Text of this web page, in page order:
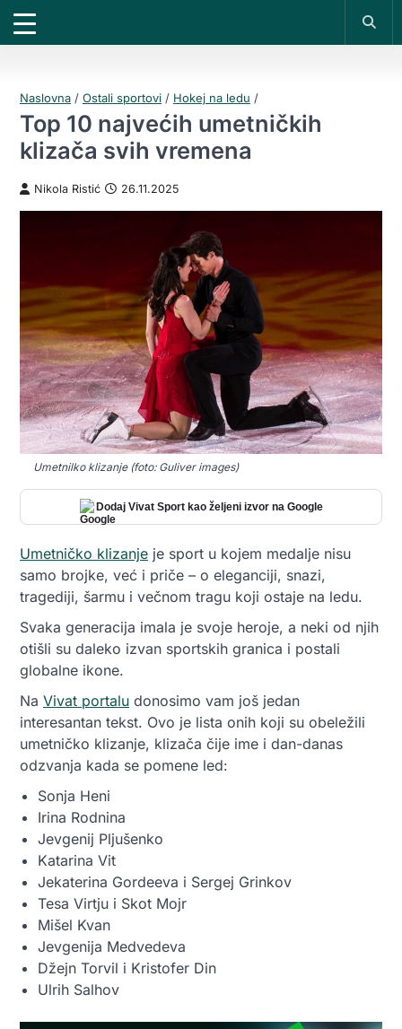
Naslovna / Ostali sportovi / Hokej na ledu /
Top 10 najvećih umetničkih
klizača svih vremena
Nikola Ristić 26.11.2025
Umetnilko klizanje (foto: Guliver images)
Dodaj Vivat Sport kao željeni izvor na Google
Umetničko klizanje je sport u kojem medalje nisu
samo brojke, već i priče – o eleganciji, snazi,
tragediji, šarmu i večnom tragu koji ostaje na ledu.
Svaka generacija imala je svoje heroje, a neki od njih
otišli su daleko izvan sportskih granica i postali
globalne ikone.
Na Vivat portalu donosimo vam još jedan
interesantan tekst. Ovo je lista onih koji su obeležili
umetničko klizanje, klizača čije ime i dan-danas
odzvanja kada se pomene led:
Sonja Heni
Irina Rodnina
Jevgenij Pljušenko
Katarina Vit
Jekaterina Gordeeva i Sergej Grinkov
Tesa Virtju i Skot Mojr
Mišel Kvan
Jevgenija Medvedeva
Džejn Torvil i Kristofer Din
Ulrih Salhov